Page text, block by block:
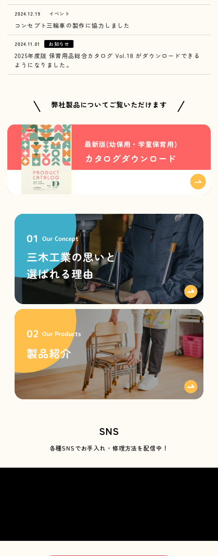
2024.12.19 イベント
コンセプト三輪車の製作に協力しました
2024.11.01 お知らせ
2025年度版 保育用品総合カタログ Vol.18 がダウンロードできる
ようになりました。
弊社製品についてご覧いただけます
最新版(幼保用・学童保育用)
カタログダウンロード
SNS
各種SNSでお手入れ・修理方法を配信中！